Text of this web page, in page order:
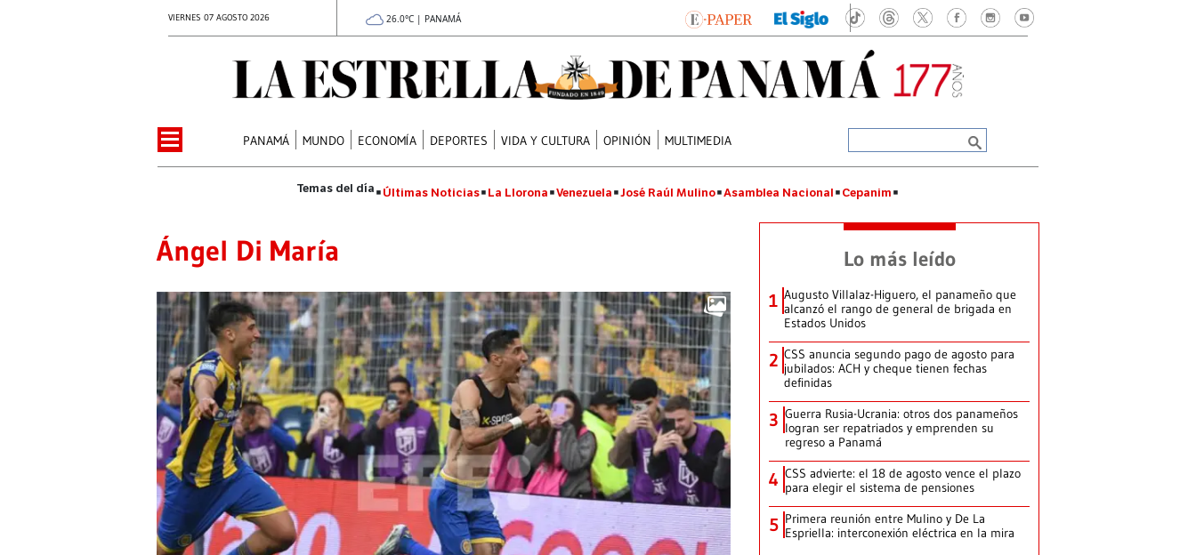
VIERNES 07 AGOSTO 2026 26.0°C | PANAMÁ
PANAMÁ MUNDO ECONOMÍA DEPORTES VIDA Y CULTURA OPINIÓN MULTIMEDIA
Últimas Noticias La Llorona Venezuela José Raúl Mulino Asamblea Nacional Cepanim
Ángel Di María Lo más leído
1 Augusto Villalaz-Higuero, el panameño que
alcanzó el rango de general de brigada en
Estados Unidos
2 CSS anuncia segundo pago de agosto para
jubilados: ACH y cheque tienen fechas
definidas
3 Guerra Rusia-Ucrania: otros dos panameños
logran ser repatriados y emprenden su
regreso a Panamá
4 CSS advierte: el 18 de agosto vence el plazo
para elegir el sistema de pensiones
5 Primera reunión entre Mulino y De La
Espriella: interconexión eléctrica en la mira